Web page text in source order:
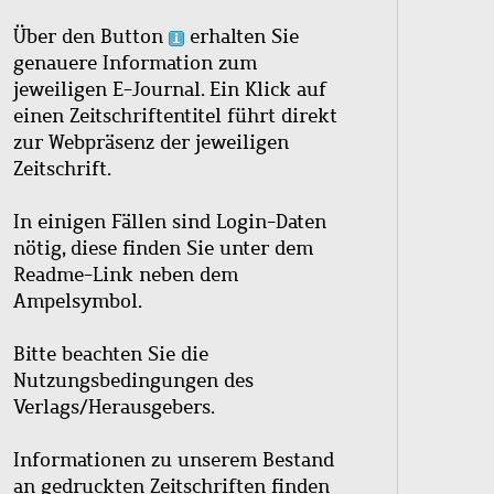
Über den Button
erhalten Sie
genauere Information zum
jeweiligen E-Journal. Ein Klick auf
einen Zeitschriftentitel führt direkt
zur Webpräsenz der jeweiligen
Zeitschrift.
In einigen Fällen sind Login-Daten
nötig, diese finden Sie unter dem
Readme-Link neben dem
Ampelsymbol.
Bitte beachten Sie die
Nutzungsbedingungen des
Verlags/Herausgebers.
Informationen zu unserem Bestand
an gedruckten Zeitschriften finden